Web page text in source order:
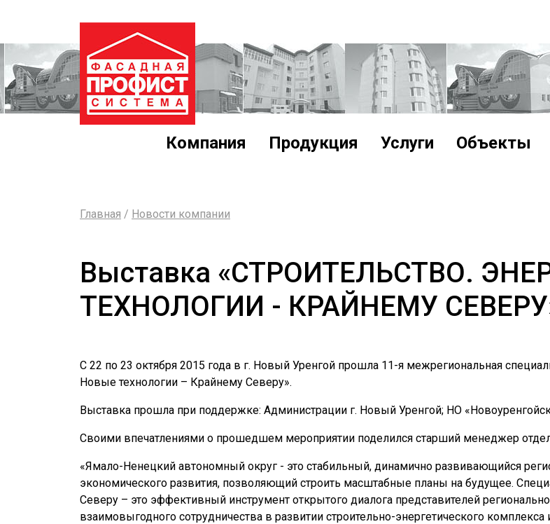
Компания Продукция Услуги Объекты
Главная / Новости компании
Выставка «СТРОИТЕЛЬСТВО.
ТЕХНОЛОГИИ - КРАЙНЕМУ
С 22 по 23 октября 2015 года в г. Новый Уренгой прошла 11-я межрегиональная
Новые технологии – Крайнему Северу».
Выставка прошла при поддержке: Администрации г. Новый Уренгой; НО
Своими впечатлениями о прошедшем мероприятии поделился старший менеджер
«Ямалo-Ненецкий автономный округ - это стабильный, динамично развивающийся
экономического развития, позволяющий строить масштабные планы на будущее.
Северу – это эффективный инструмент открытого диалога представителей
взаимовыгодного сотрудничества в развитии строительно-энергетического